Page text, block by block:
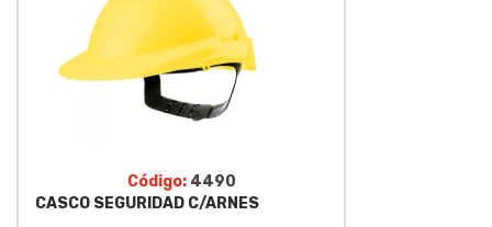
Código: 4490
CASCO SEGURIDAD C/ARNES